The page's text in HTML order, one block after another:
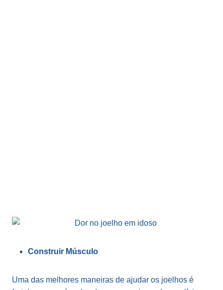
Construir Músculo
Uma das melhores maneiras de ajudar os joelhos é